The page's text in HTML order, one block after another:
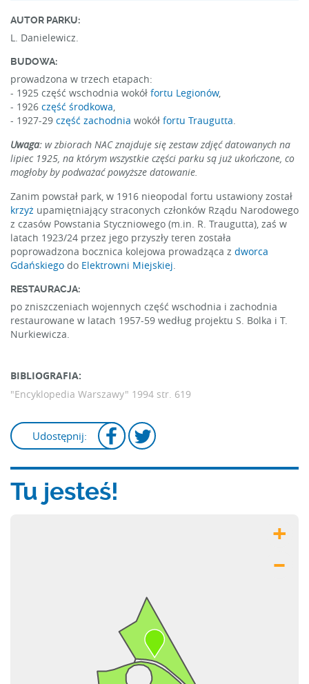
AUTOR PARKU:
L. Danielewicz.
BUDOWA:
prowadzona w trzech etapach:
- 1925 część wschodnia wokół fortu Legionów,
- 1926 część środkowa
- 1927-29 część zachodnia wokół fortu Traugutta
Uwaga: w zbiorach NAC znajduje się zestaw zdjęć datowanych na
lipiec 1925, na którym wszystkie części parku są już ukończone, co
mogłoby by podważać powyższe datowanie.
Zanim powstał park, w 1916 nieopodal fortu ustawiony został
krzyż upamiętniający straconych członków Rządu Narodowego
z czasów Powstania Styczniowego (m.in. R. Traugutta), zaś w
latach 1923/24 przez jego przyszły teren została
poprowadzona bocznica kolejowa prowadząca z dworca
Gdańskiego do Elektrowni Miejskiej
RESTAURACJA:
po zniszczeniach wojennych część wschodnia i zachodnia
restaurowane w latach 1957-59 według projektu S. Bolka i T.
Nurkiewicza.
BIBLIOGRAFIA:
"Encyklopedia Warszawy" 1994 str. 619
Udostępnij:
Tu jesteś!
+
–